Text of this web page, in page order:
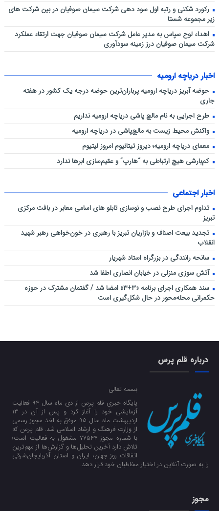
رکورد شکنی و رتبه اول سود دهی شرکت سیمان صوفیان در بین شرکت های
زیر مجموعه شستا
اهداء لوح سپاس به مدیر عامل شرکت سیمان صوفیان جهت ارتقاء عملکرد
شرکت سیمان صوفیان درز زمینه سودآوری
اخبار دریاچه ارومیه
حوضه آبریز دریاچه ارومیه پرباران‌ترین حوضه‌ درجه یک کشور در هفته
جاری
طرح اجرایی به نام مالچ پاشی دریاچه ارومیه نداریم
واکنش محیط زیست به مالچ‌پاشی در دریاچه ارومیه
معمای دریاچه ارومیه؛ دیروز تیتانیوم امروز لیتیوم
کم‌بارشی هیچ ارتباطی به “هارپ” و عقیم‌سازی ابرها ندارد
اخبار اجتماعی
تداوم اجرای طرح نصب و نوسازی تابلو های اسامی معابر در بافت مرکزی
تبریز
تجدید بیعت اصناف و بازاریان تبریز با رهبری در خون‌خواهی رهبر شهید
انقلاب
سانحه رانندگی در بزرگراه استاد شهریار
آتش سوزی منزلی در خیابان انصاری اطفا شد
سند همکاری اجرای برنامه «۳+۳» امضا شد / گفتمان مشترک در حوزه
حکمرانی محله‌محور در حال شکل‌گیری است
درباره قلم پرس
بسمه تعالی
پایگاه خبری قلم پرس از دی ماه سال 94 فعالیت
آزمایشی خود را آغاز کرد و پس از آن در 13
اردیبهشت ماه سال 95 موفق به اخذ مجوز رسمی
از وزارت فرهنگ و ارشاد اسلامی شد. قلم پرس که
با شماره مجوز 77544 مشغول به فعالیت است؛
تلاش دارد آخرین تحلیل‌ها و گزارش‌ها از مهم‌ترین
اتفاقات روز جهان، ایران و استان آذربایجان‌شرقی
را به صورت آنلاین در اختیار مخاطبان خود قرار دهد.
مجوز